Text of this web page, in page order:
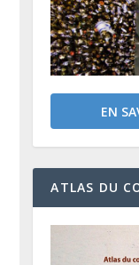
EN
ATLAS DU